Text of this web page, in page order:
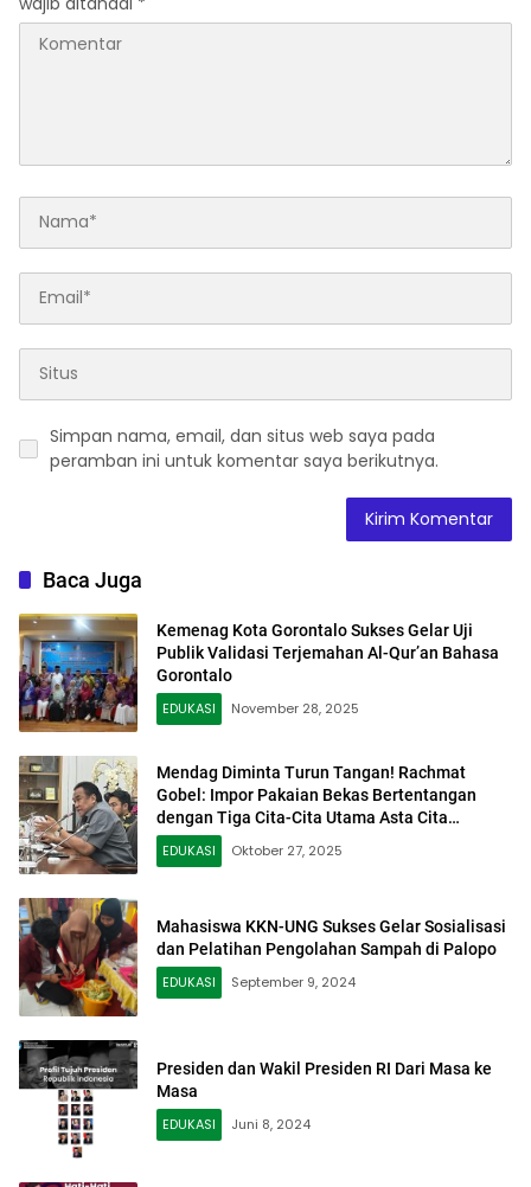
Simpan nama, email, dan situs web saya pada
peramban ini untuk komentar saya berikutnya.
Baca Juga
Kemenag Kota Gorontalo Sukses Gelar Uji
Publik Validasi Terjemahan Al-Qur’an Bahasa
Gorontalo
EDUKASI
November 28, 2025
Mendag Diminta Turun Tangan! Rachmat
Gobel: Impor Pakaian Bekas Bertentangan
dengan Tiga Cita-Cita Utama Asta Cita
Prabowo
EDUKASI Oktober 27, 2025
Mahasiswa KKN-UNG Sukses Gelar Sosialisasi
dan Pelatihan Pengolahan Sampah di Palopo
EDUKASI
September 9, 2024
Presiden dan Wakil Presiden RI Dari Masa ke
Masa
EDUKASI
Juni 8, 2024